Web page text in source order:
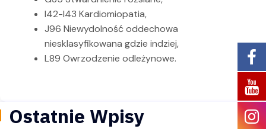
I42-I43 Kardiomiopatia,
J96 Niewydolność oddechowa
niesklasyfikowana gdzie indziej,
L89 Owrzodzenie odleżynowe.
Ostatnie Wpisy